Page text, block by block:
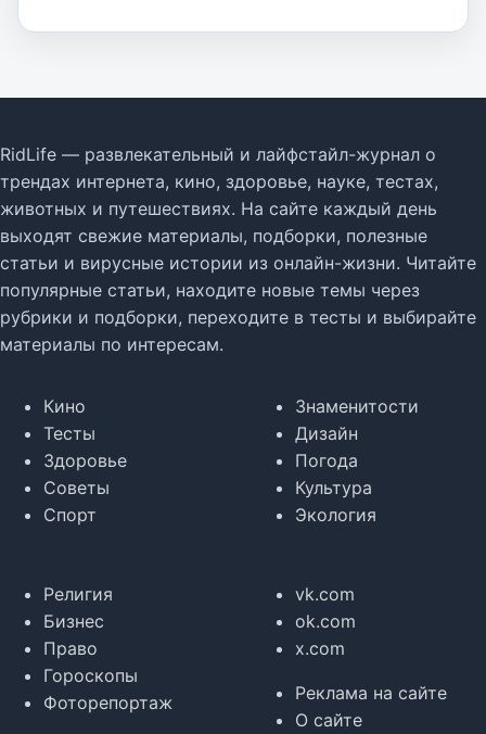
RidLife — развлекательный и лайфстайл-журнал о
трендах интернета, кино, здоровье, науке, тестах,
животных и путешествиях. На сайте каждый день
выходят свежие материалы, подборки, полезные
статьи и вирусные истории из онлайн-жизни. Читайте
популярные статьи, находите новые темы через
рубрики и подборки, переходите в тесты и выбирайте
материалы по интересам.
Кино
Тесты
Здоровье
Советы
Спорт
Знаменитости
Дизайн
Погода
Культура
Экология
Религия
Бизнес
Право
Гороскопы
Фоторепортаж
vk.com
ok.com
x.com
Реклама на сайте
О сайте